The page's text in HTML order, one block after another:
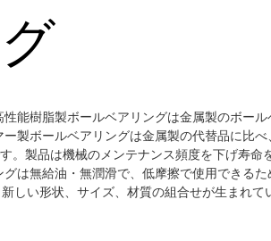
能樹脂製ボールベアリングは金属製のボー
製ボールベアリングは金属製の代替品に比
。製品は機械のメンテナンス頻度を下げ寿命
は無給油・無潤滑で、低摩擦で使用できる
しい形状、サイズ、材質の組合せが生まれて